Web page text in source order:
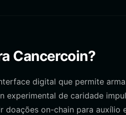
Cancercoin?
digital que permite
experimental de caridade
on-chain para auxílio